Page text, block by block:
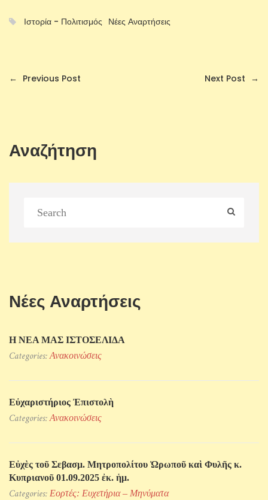
Ιστορία - Πολιτισμός Νέες Αναρτήσεις
← Previous Post Next Post →
Αναζήτηση
Νέες Αναρτήσεις
Η ΝΕΑ ΜΑΣ ΙΣΤΟΣΕΛΙΔΑ
Categories:Ανακοινώσεις
Εὐχαριστήριος Ἐπιστολὴ
Categories:Ανακοινώσεις
Εὐχὲς τοῦ Σεβασμ. Μητροπολίτου Ὠρωποῦ καὶ Φυλῆς κ.
Κυπριανοῦ 01.09.2025 ἐκ. ἡμ.
Categories: Εορτές: Ευχετήρια – Μηνύματα